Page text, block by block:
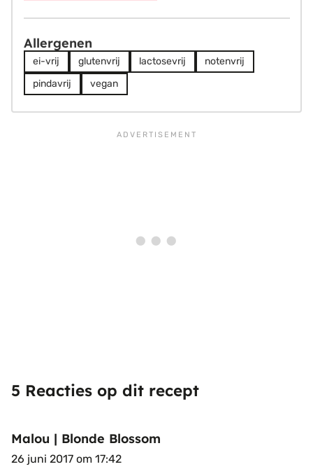
Allergenen
ei-vrij glutenvrij lactosevrij
notenvrij
pindavrij
vegan
5 Reacties op dit recept
Malou | Blonde Blossom
26 juni 2017 om 17:42